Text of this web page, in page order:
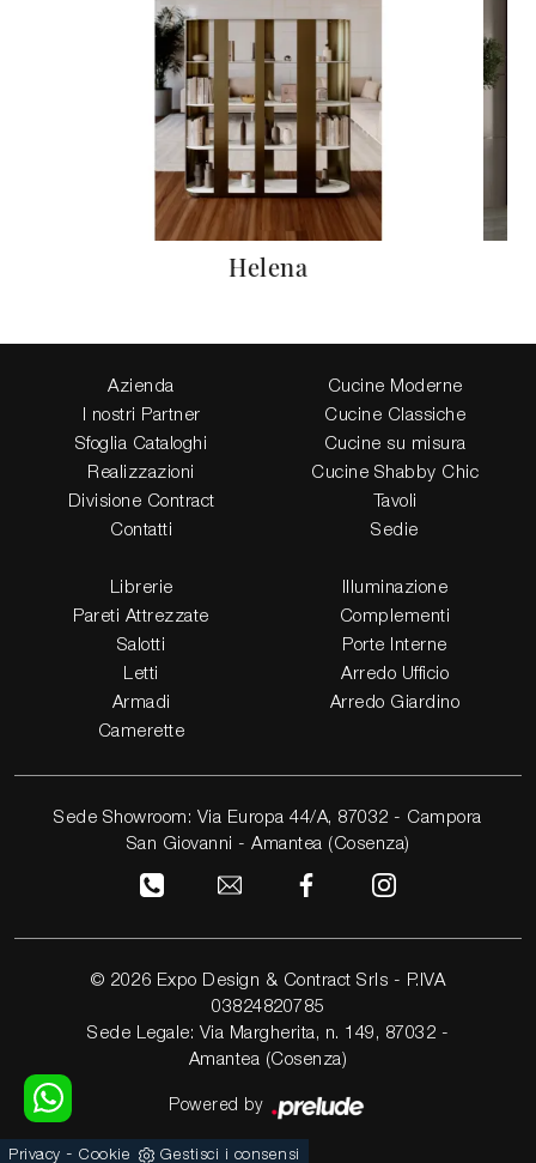
Helena
Azienda
I nostri Partner
Sfoglia Cataloghi
Realizzazioni
Divisione Contract
Contatti
Cucine Moderne
Cucine Classiche
Cucine su misura
Cucine Shabby Chic
Tavoli
Sedie
Librerie
Pareti Attrezzate
Salotti
Letti
Armadi
Camerette
Illuminazione
Complementi
Porte Interne
Arredo Ufficio
Arredo Giardino
Sede Showroom: Via Europa 44/A, 87032 - Campora
San Giovanni - Amantea (Cosenza)
© 2026 Expo Design & Contract Srls - P.IVA
03824820785
Sede Legale: Via Margherita, n. 149, 87032 -
Amantea (Cosenza)
Powered by
Privacy - Cookie Gestisci i consensi